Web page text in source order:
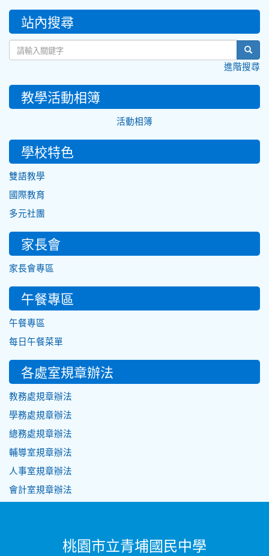
::: 站內搜尋
進階搜尋
教學活動相簿
活動相簿
學校特色
雙語教學
國際教育
多元社團
家長會
家長會專區
午餐專區
午餐專區
每日午餐菜單
各處室規章辦法
教務處規章辦法
學務處規章辦法
總務處規章辦法
輔導室規章辦法
人事室規章辦法
會計室規章辦法
桃園市立青埔國民中學